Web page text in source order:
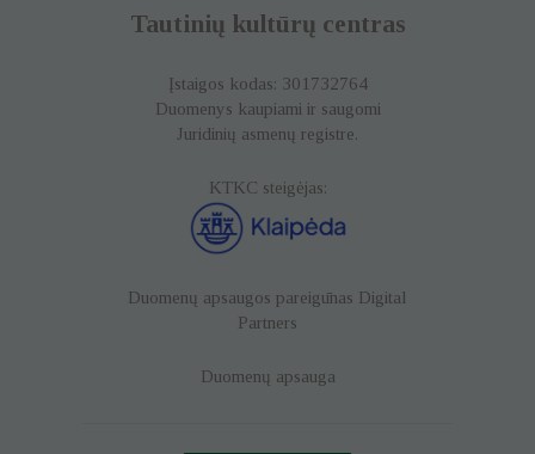
Tautinių kultūrų centras
Įstaigos kodas: 301732764
Duomenys kaupiami ir saugomi
Juridinių asmenų registre.
KTKC steigėjas:
Duomenų apsaugos pareigūnas Digital
Partners
Duomenų apsauga